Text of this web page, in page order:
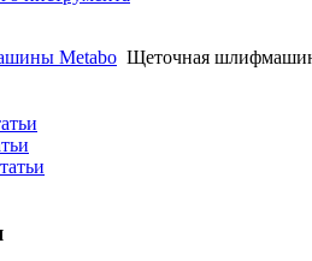
Metabo Щеточная